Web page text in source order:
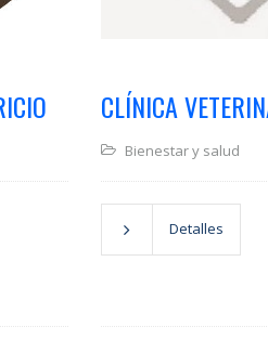
CLÍNICA
Bienestar y salud
Detalles